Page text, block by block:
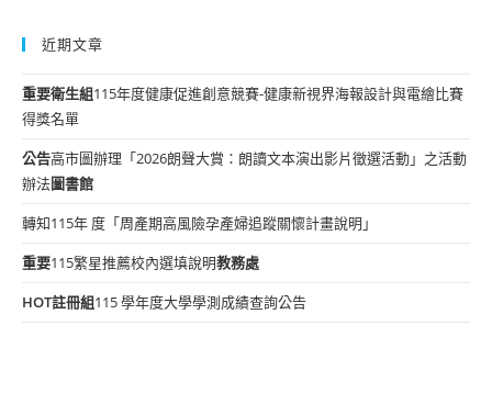
近期文章
重要衛生組115年度健康促進創意競賽-健康新視界海報設計與電繪比賽
得獎名單
公告高市圖辦理「2026朗聲大賞：朗讀文本演出影片徵選活動」之活動
辦法圖書館
轉知115年 度「周產期高風險孕產婦追蹤關懷計畫說明」
重要115繁星推薦校內選填說明教務處
HOT註冊組115 學年度大學學測成績查詢公告